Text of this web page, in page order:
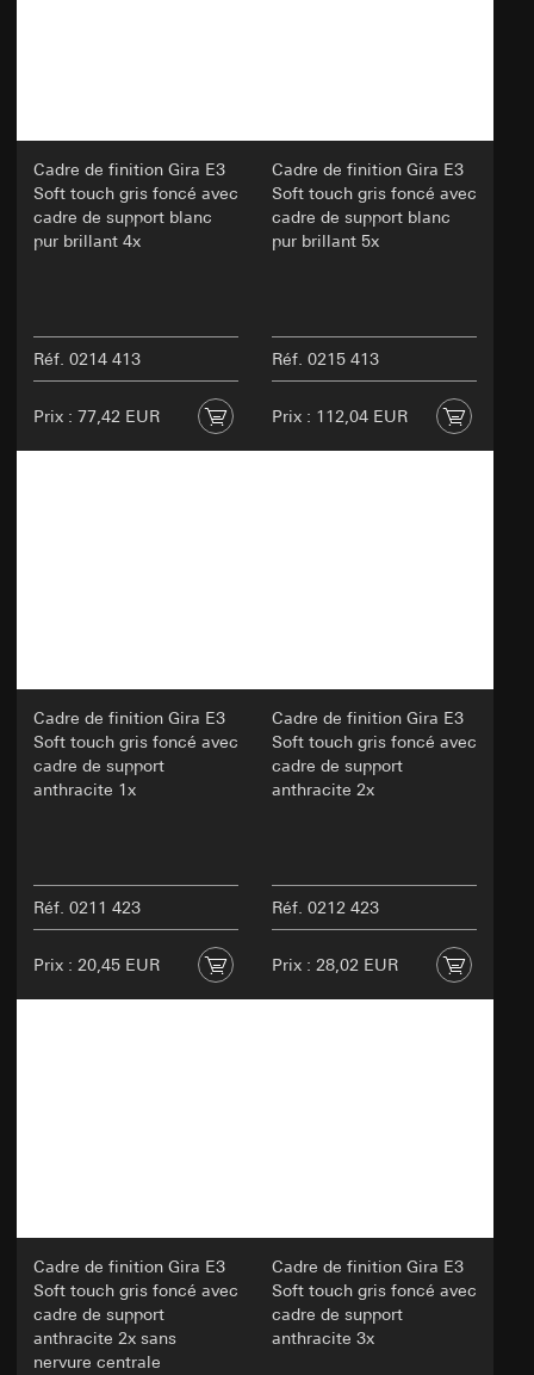
Cadre de finition Gira E3
Soft touch gris foncé avec
cadre de support blanc
pur brillant 4x
Réf. 0214 413
Prix : 77,42 EUR
Cadre de finition Gira E3
Soft touch gris foncé avec
cadre de support blanc
pur brillant 5x
Réf. 0215 413
Prix : 112,04 EUR
Cadre de finition Gira E3
Soft touch gris foncé avec
cadre de support
anthracite 1x
Réf. 0211 423
Prix : 20,45 EUR
Cadre de finition Gira E3
Soft touch gris foncé avec
cadre de support
anthracite 2x
Réf. 0212 423
Prix : 28,02 EUR
Cadre de finition Gira E3
Soft touch gris foncé avec
cadre de support
anthracite 2x sans
nervure centrale
Cadre de finition Gira E3
Soft touch gris foncé avec
cadre de support
anthracite 3x